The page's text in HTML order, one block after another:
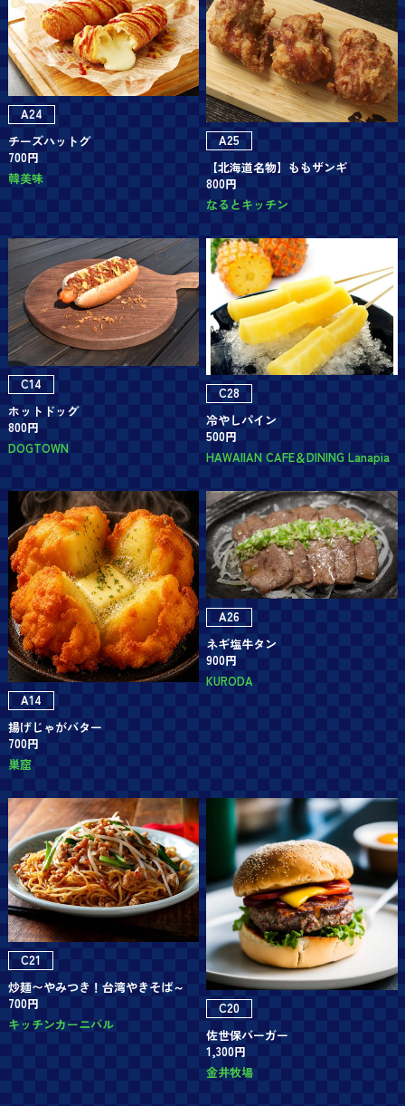
A24
チーズハットグ
700円
韓美味
A25
【北海道名物】ももザンギ
800円
なるとキッチン
C14
ホットドッグ
800円
DOGTOWN
C28
冷やしパイン
500円
HAWAIIAN CAFE＆DINING Lanapia
A14
揚げじゃがバター
700円
巣窟
A26
ネギ塩牛タン
900円
KURODA
C21
炒麺〜やみつき！台湾やきそば～
700円
キッチンカーニバル
C20
佐世保バーガー
1,300円
金井牧場